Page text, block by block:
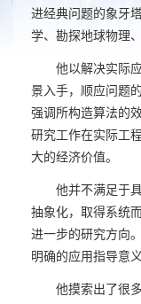
进经典问题的象牙
学、勘探地球物理
他以解决实际
景入手，顺应问题
强调所构造算法的
研究工作在实际工
大的经济价值。
他并不满足于
抽象化，取得系统
进一步的研究方向
明确的应用指导意义
他摸索出了很